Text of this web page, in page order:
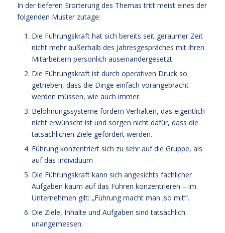
In der tieferen Erörterung des Themas tritt meist eines der
folgenden Muster zutage:
Die Führungskraft hat sich bereits seit geraumer Zeit
nicht mehr außerhalb des Jahresgespräches mit ihren
Mitarbeitern persönlich auseinandergesetzt.
Die Führungskraft ist durch operativen Druck so
getrieben, dass die Dinge einfach vorangebracht
werden müssen, wie auch immer.
Belohnungssysteme fördern Verhalten, das eigentlich
nicht erwünscht ist und sorgen nicht dafür, dass die
tatsächlichen Ziele gefördert werden.
Führung konzentriert sich zu sehr auf die Gruppe, als
auf das Individuum
Die Führungskraft kann sich angesichts fachlicher
Aufgaben kaum auf das Führen konzentrieren – im
Unternehmen gilt: „Führung macht man ‚so mit’“.
Die Ziele, Inhalte und Aufgaben sind tatsächlich
unangemessen.